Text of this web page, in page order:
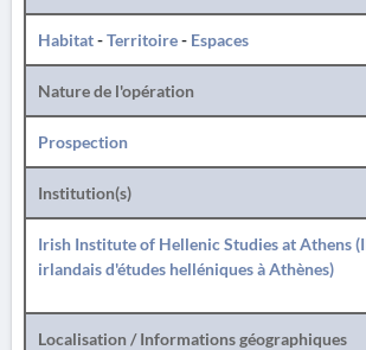
Habitat-Territoire- Espaces
Nature de l'opération
Prospection
Institution(s)
Irish Institute of Hellenic Studies at Athens
irlandais d'études helléniques à Athènes)
Localisation / Informations géographiques